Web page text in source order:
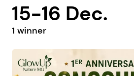
15-16 Dec.
1 winner
@espacebricolage